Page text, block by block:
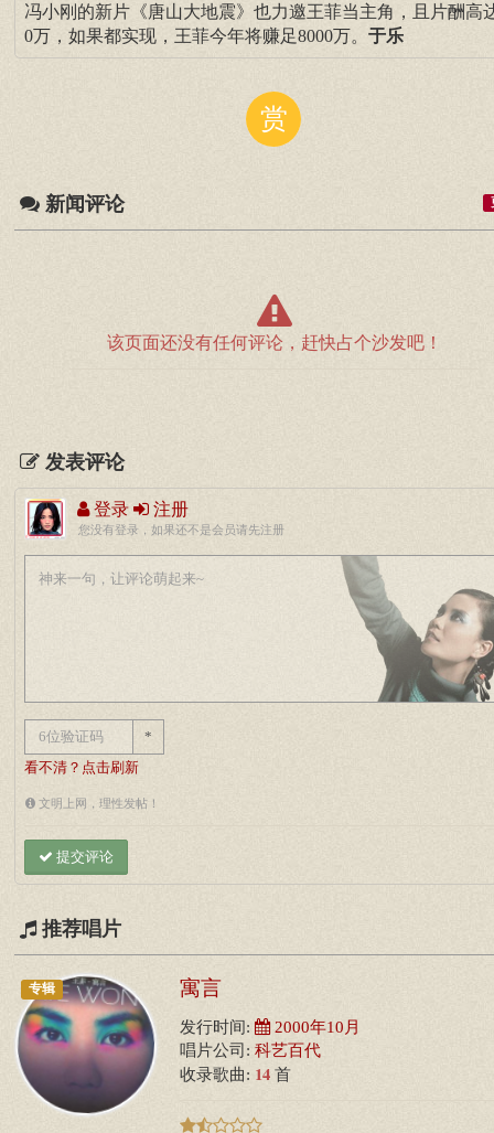
冯小刚的新片《唐山大地震》也力邀王菲当主角，且片酬高
0万，如果都实现，王菲今年将赚足8000万。 于乐
赏
新闻评论
该页面还没有任何评论，赶快占个沙发吧！
发表评论
登录 注册
您没有登录，如果还不是会员请先注册
*
看不清？点击刷新
文明上网，理性发帖！
提交评论
推荐唱片
专辑 寓言
发行时间: 2000年10月
唱片公司: 科艺百代
收录歌曲: 14 首